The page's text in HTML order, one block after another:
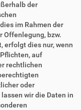
der
im Rahmen der
Offenlegung, bzw.
erfolgt dies nur, wenn
auf
rechtlichen
oder
wir die Daten in